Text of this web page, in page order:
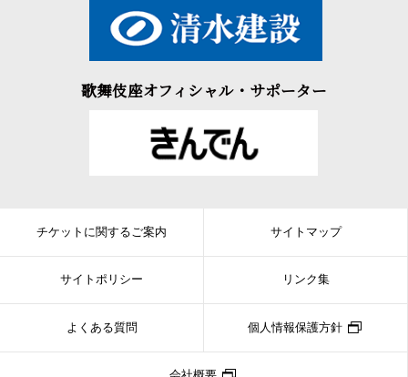
歌舞伎座オフィシャル・サポーター
チケットに関するご案内 サイトマップ
サイトポリシー リンク集
よくある質問 個人情報保護方針